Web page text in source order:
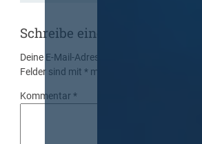
Schreibe einen Kommentar
Deine E-Mail-Adresse wird nicht
Felder sind mit* markiert
Kommentar*